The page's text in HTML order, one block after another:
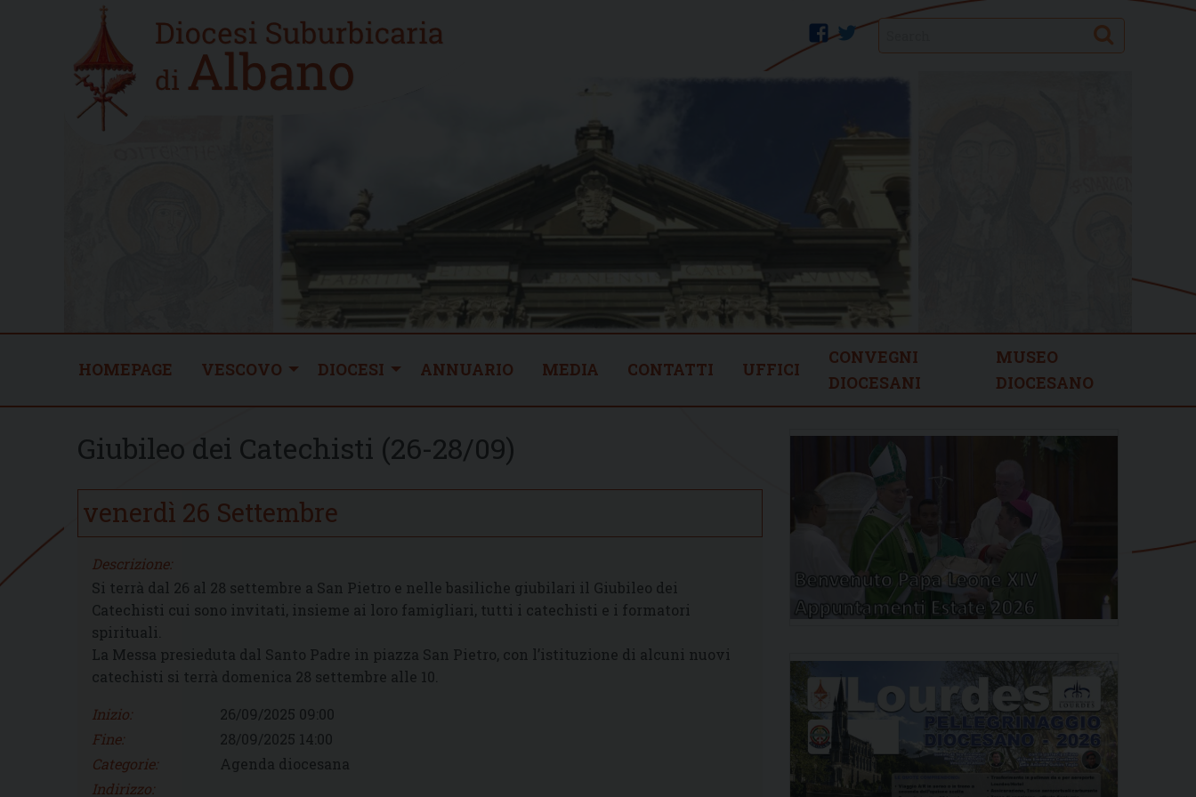
Home
new
twitter
facebook Search
HOMEPAGE VESCOVO DIOCESI ANNUARIO MEDIA CONTATTI UFFICI
CONVEGNI
DIOCESANI
MUSEO
DIOCESANO
Giubileo dei Catechisti (26-28/09)
venerdì 26 Settembre
Descrizione:
Si terrà dal 26 al 28 settembre a San Pietro e nelle basiliche giubilari il Giubileo dei
Catechisti cui sono invitati, insieme ai loro famigliari, tutti i catechisti e i formatori
spirituali.
La Messa presieduta dal Santo Padre in piazza San Pietro, con l’istituzione di alcuni nuovi
catechisti si terrà domenica 28 settembre alle 10.
Inizio:
26/09/2025 09:00
Fine:
28/09/2025 14:00
Categorie:
Agenda diocesana
Indirizzo: